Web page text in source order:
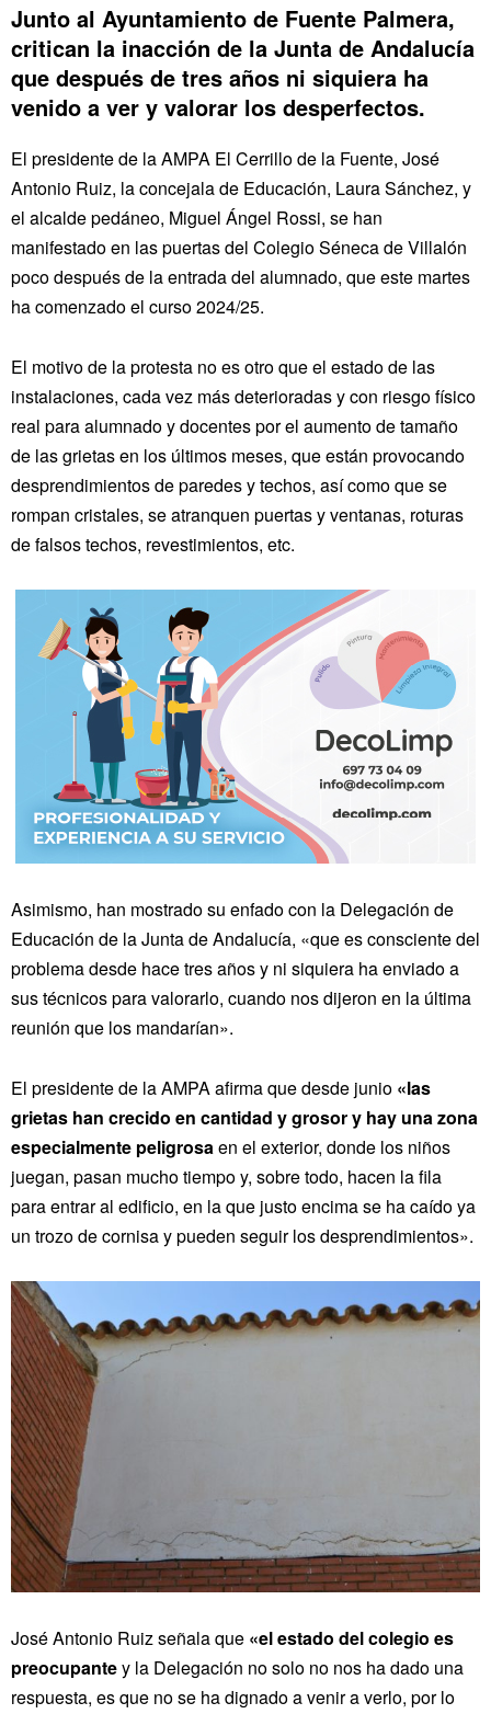
Junto al Ayuntamiento de Fuente Palmera,
critican la inacción de la Junta de Andalucía
que después de tres años ni siquiera ha
venido a ver y valorar los desperfectos.
El presidente de la AMPA El Cerrillo de la Fuente, José
Antonio Ruiz, la concejala de Educación, Laura Sánchez, y
el alcalde pedáneo, Miguel Ángel Rossi, se han
manifestado en las puertas del Colegio Séneca de Villalón
poco después de la entrada del alumnado, que este martes
ha comenzado el curso 2024/25.
El motivo de la protesta no es otro que el estado de las
instalaciones, cada vez más deterioradas y con riesgo físico
real para alumnado y docentes por el aumento de tamaño
de las grietas en los últimos meses, que están provocando
desprendimientos de paredes y techos, así como que se
rompan cristales, se atranquen puertas y ventanas, roturas
de falsos techos, revestimientos, etc.
Asimismo, han mostrado su enfado con la Delegación de
Educación de la Junta de Andalucía, «que es consciente del
problema desde hace tres años y ni siquiera ha enviado a
sus técnicos para valorarlo, cuando nos dijeron en la última
reunión que los mandarían».
El presidente de la AMPA afirma que desde junio «las
grietas han crecido en cantidad y grosor y hay una zona
especialmente peligrosaen el exterior, donde los niños
juegan, pasan mucho tiempo y, sobre todo, hacen la fila
para entrar al edificio, en la que justo encima se ha caído ya
un trozo de cornisa y pueden seguir los desprendimientos».
José Antonio Ruiz señala que «el estado del colegio es
preocupantey la Delegación no solo no nos ha dado una
respuesta, es que no se ha dignado a venir a verlo, por lo